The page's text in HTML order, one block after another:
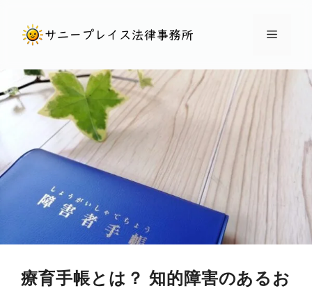
ツ
へ
ッ
プ
メ
ニ
療育手帳とは？ 知的障害のあるお